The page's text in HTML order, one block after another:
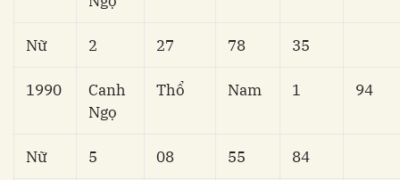
Nữ 2 27 78 35
1990
Canh
Ngọ
Thổ Nam 1 94
Nữ 5 08 55 84